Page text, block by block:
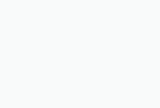
und
sich in einer
fachspezifisch zu
Kursangebot VHB-